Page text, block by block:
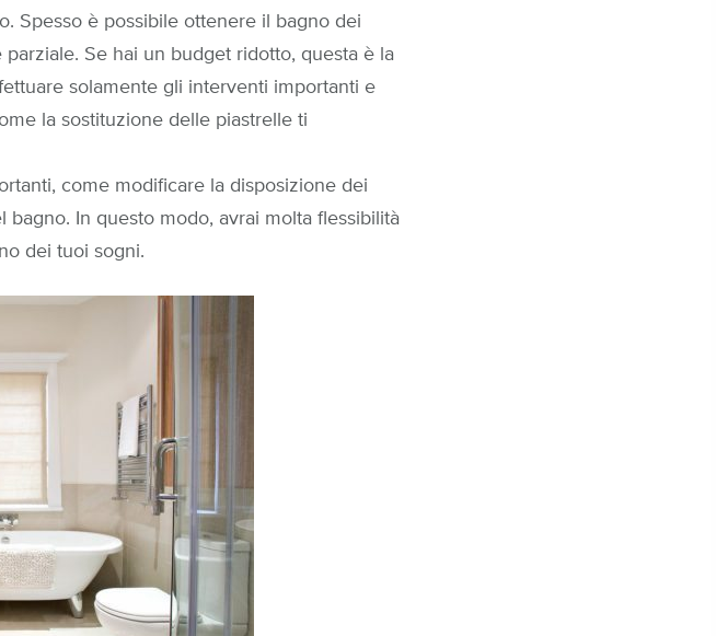
Spesso è possibile ottenere il bagno dei
Se hai un budget ridotto, questa è la
solamente gli interventi importanti e
la sostituzione delle piastrelle ti
come modificare la disposizione dei
In questo modo, avrai molta flessibilità
dei tuoi sogni.